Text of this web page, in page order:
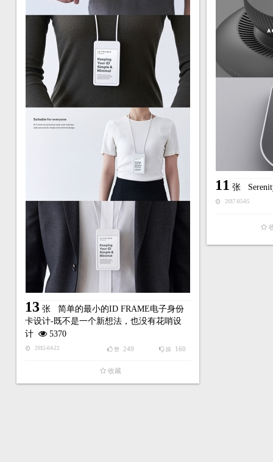
11 张
2017-05-05
13张 简单的最小的ID FRAME电子身份
卡设计-既不是一个新想法，也没有花哨设
计
5370
2015-04-22 踩 160
赞 249
收藏